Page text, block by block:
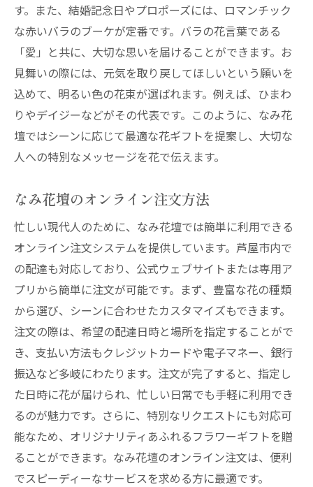
利用者の口コミをチェック
サービス内容の比較ポイント
トラブル時の対応方法
忙しい日常でも安心の花屋配達サービスを芦屋
市で利用しよう
忙しい人におすすめの理由
時間指定配達の利用法
ギフトラッピングのオプション
定期配送サービスの利用
安心のサポート体制
おしゃれなデザインが魅力！芦屋市の花屋配達
サービス
最新トレンドの花束デザイン
プロのフローリストによるアレンジ
季節ごとのおすすめ花束
特別なイベントに合わせたデザイン
シンプルから豪華まで自由に選べる
デザインのこだわりポイント
大切な人に喜びを届ける芦屋市の花屋配達サー
す。また、結婚記念日やプロポーズには、ロマンチック
な赤いバラのブーケが定番です。バラの花言葉である
「愛」と共に、大切な思いを届けることができます。お
見舞いの際には、元気を取り戻してほしいという願いを
込めて、明るい色の花束が選ばれます。例えば、ひまわ
りやデイジーなどがその代表です。このように、なみ花
壇ではシーンに応じて最適な花ギフトを提案し、大切な
人への特別なメッセージを花で伝えます。
なみ花壇のオンライン注文方法
忙しい現代人のために、なみ花壇では簡単に利用できる
オンライン注文システムを提供しています。芦屋市内で
の配達も対応しており、公式ウェブサイトまたは専用ア
プリから簡単に注文が可能です。まず、豊富な花の種類
から選び、シーンに合わせたカスタマイズもできます。
注文の際は、希望の配達日時と場所を指定することがで
き、支払い方法もクレジットカードや電子マネー、銀行
振込など多岐にわたります。注文が完了すると、指定し
た日時に花が届けられ、忙しい日常でも手軽に利用でき
るのが魅力です。さらに、特別なリクエストにも対応可
能なため、オリジナリティあふれるフラワーギフトを贈
ることができます。なみ花壇のオンライン注文は、便利
でスピーディーなサービスを求める方に最適です。